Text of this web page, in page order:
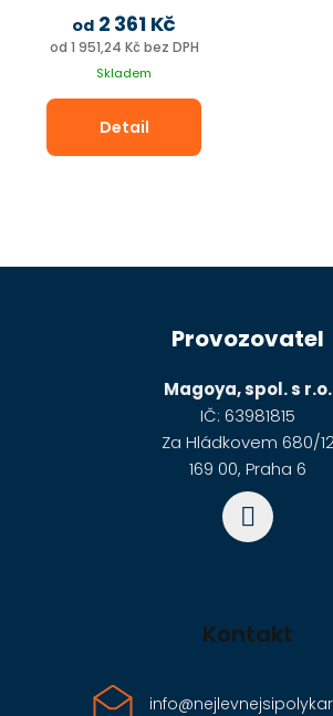
od 1 951,24 Kč bez DPH
od2 361 Kč
Skladem
Detail
Provozovatel
Magoya, spol. s r.o.
IČ: 63981815
Za Hládkovem 680/
169 00, Praha 6
Kontakt
info@